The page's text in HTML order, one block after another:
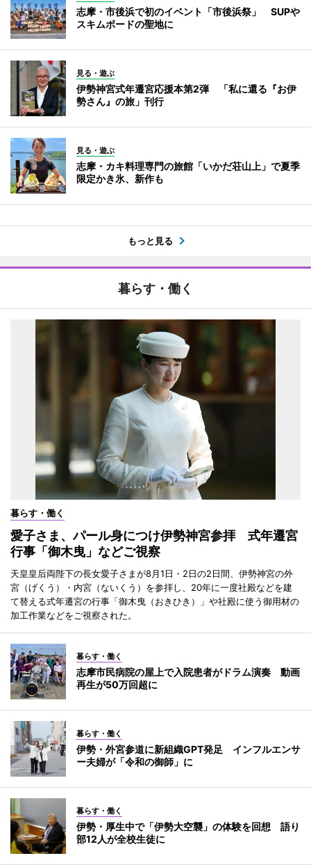
志摩・市後浜で初のイベント「市後浜祭」 SUPや
スキムボードの聖地に
見る・遊ぶ
伊勢神宮式年遷宮応援本第2弾 「私に還る『お伊
勢さん』の旅」刊行
見る・遊ぶ
志摩・カキ料理専門の旅館「いかだ荘山上」で夏季
限定かき氷、新作も
もっと見る
暮らす・働く
暮らす・働く
愛子さま、パール身につけ伊勢神宮参拝 式年遷宮
行事「御木曳」などご視察
天皇皇后両陛下の長女愛子さまが8月1日・2日の2日間、伊勢神宮の外
宮（げくう）・内宮（ないくう）を参拝し、20年に一度社殿などを建
て替える式年遷宮の行事「御木曳（おきひき）」や社殿に使う御用材の
加工作業などをご視察された。
暮らす・働く
志摩市民病院の屋上で入院患者がドラム演奏 動画
再生が50万回超に
暮らす・働く
伊勢・外宮参道に新組織GPT発足 インフルエンサ
ー夫婦が「令和の御師」に
暮らす・働く
伊勢・厚生中で「伊勢大空襲」の体験を回想 語り
部12人が全校生徒に